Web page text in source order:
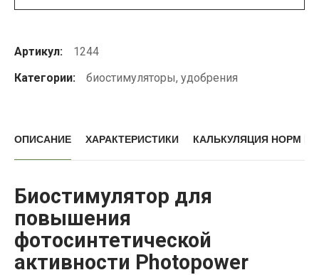
Артикул:
1244
Категории:
биостимуляторы, удобрения
ОПИСАНИЕ ХАРАКТЕРИСТИКИ КАЛЬКУЛЯЦИЯ НОРМ
Биостимулятор для
повышения
фотосинтетической
активности Photopower